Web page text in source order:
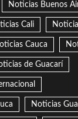
Noticias Buenos
Cali
Cauca
de Guacarí
Noticias